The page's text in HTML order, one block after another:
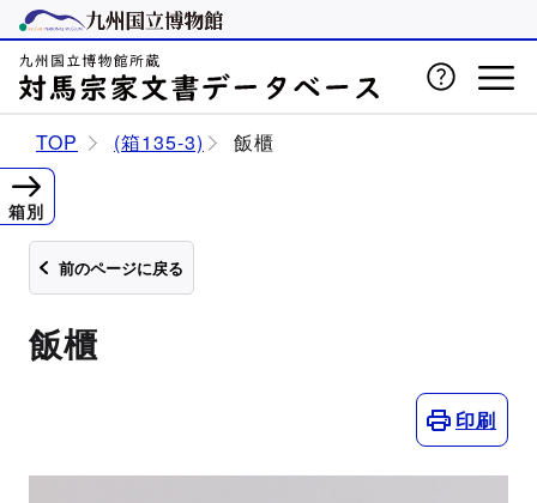
TOP (箱135-3) 飯櫃
前のページに戻る
飯櫃
印刷
箱別